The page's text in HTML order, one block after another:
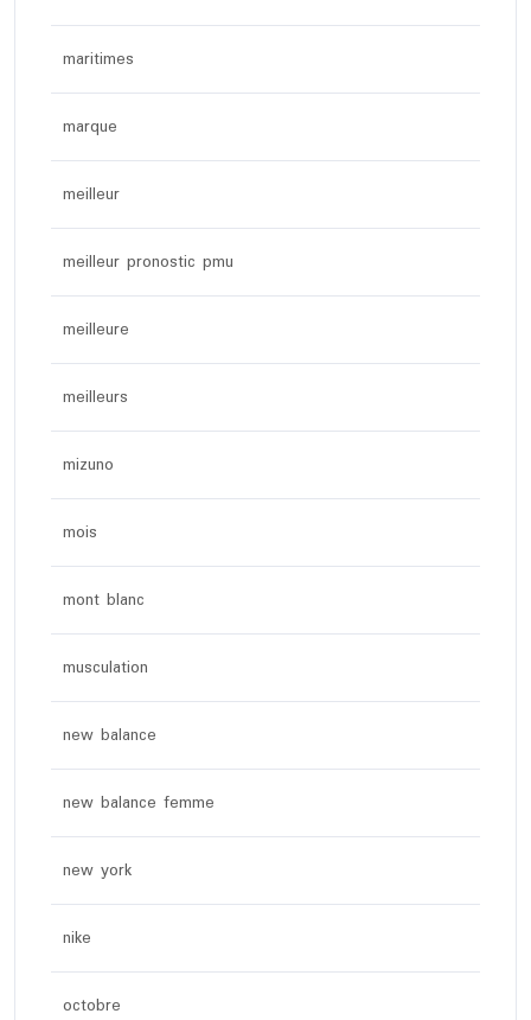
maritimes
marque
meilleur
meilleur pronostic pmu
meilleure
meilleurs
mizuno
mois
mont blanc
musculation
new balance
new balance femme
new york
nike
octobre